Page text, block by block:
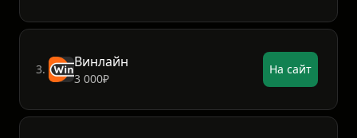
3. Винлайн
3 000₽
На сайт